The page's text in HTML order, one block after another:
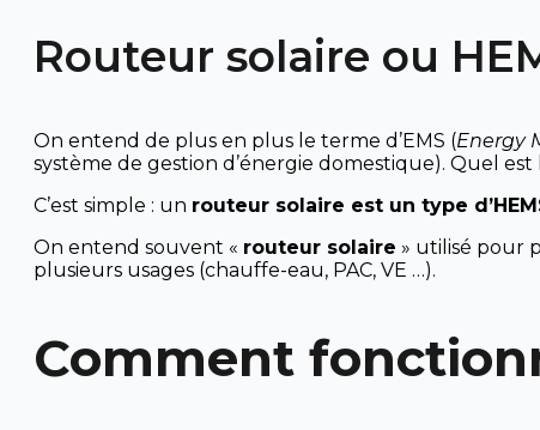
Routeur solaire ou
On entend de plus en plus le terme d’EMS (Energy
système de gestion d’énergie domestique). Quel
C’est simple : un routeur solaire est un type
On entend souvent « routeur solaire » utilisé pour
plusieurs usages (chauffe-eau, PAC, VE …).
Comment